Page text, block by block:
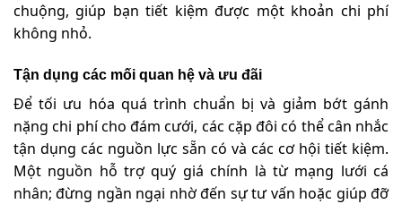
chuộng, giúp bạn tiết kiệm được một khoản chi phí
không nhỏ.
Tận dụng các mối quan hệ và ưu đãi
Để tối ưu hóa quá trình chuẩn bị và giảm bớt gánh
nặng chi phí cho đám cưới, các cặp đôi có thể cân nhắc
tận dụng các nguồn lực sẵn có và các cơ hội tiết kiệm.
Một nguồn hỗ trợ quý giá chính là từ mạng lưới cá
nhân; đừng ngần ngại nhờ đến sự tư vấn hoặc giúp đỡ